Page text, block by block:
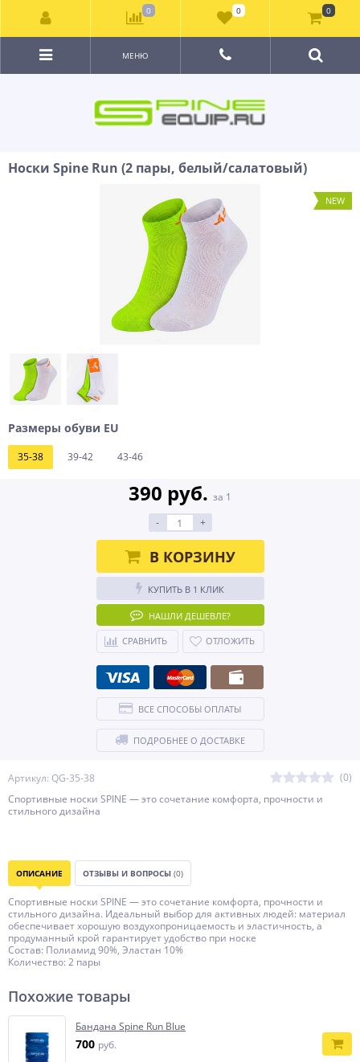
МЕНЮ
Носки Spine Run (2 пары, белый/салатовый)
NEW
Артикул: QG-35-38
(0)
Спортивные носки SPINE — это сочетание комфорта, прочности и
стильного дизайна
Размеры обуви EU
35-38 39-42 43-46
390 руб. за 1
-
+
В КОРЗИНУ
КУПИТЬ В 1 КЛИК
НАШЛИ ДЕШЕВЛЕ?
СРАВНИТЬ ОТЛОЖИТЬ
ВСЕ СПОСОБЫ ОПЛАТЫ
ПОДРОБНЕЕ О ДОСТАВКЕ
ОПИСАНИЕ ОТЗЫВЫ И ВОПРОСЫ (0)
Спортивные носки SPINE — это сочетание комфорта, прочности и
стильного дизайна. Идеальный выбор для активных людей: материал
обеспечивает хорошую воздухопроницаемость и эластичность, а
продуманный крой гарантирует удобство при носке
Состав: Полиамид 90%, Эластан 10%
Количество: 2 пары
Похожие товары
Бандана Spine Run Blue
700 руб.
0 0 0